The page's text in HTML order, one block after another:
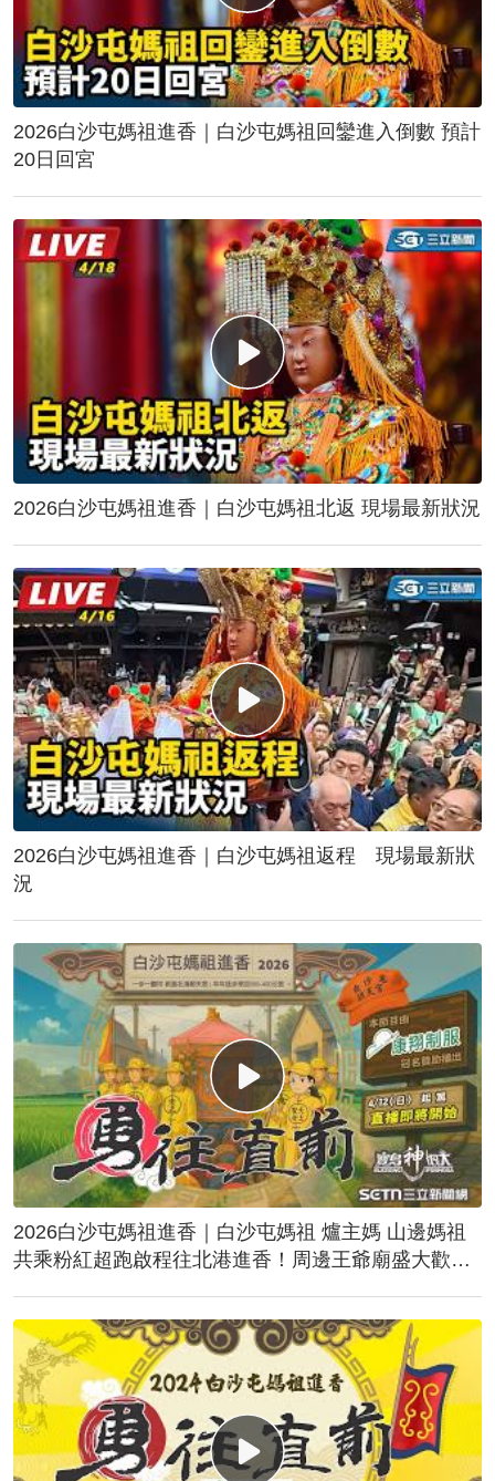
2026白沙屯媽祖進香｜白沙屯媽祖回鑾進入倒數 預計
20日回宮
2026白沙屯媽祖進香｜白沙屯媽祖北返 現場最新狀況
2026白沙屯媽祖進香｜白沙屯媽祖返程 現場最新狀
況
2026白沙屯媽祖進香｜白沙屯媽祖 爐主媽 山邊媽祖
共乘粉紅超跑啟程往北港進香！周邊王爺廟盛大歡